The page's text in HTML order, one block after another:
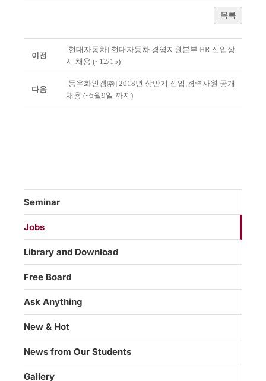
목록
이전
[현대자동차] 현대자동차 경영지원본부 HR 신입상
시 채용 (~12/15)
다음
[동우화인켐㈜] 2018년 상반기 신입,경력사원 공개
채용 (~5월9일 까지)
Seminar
Jobs
Library and Download
Free Board
Ask Anything
New & Hot
News from Our Students
Gallery